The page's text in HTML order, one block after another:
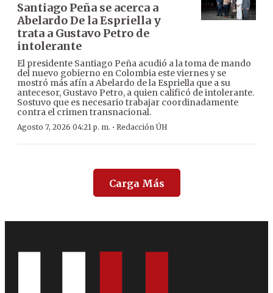
Santiago Peña se acerca a
Abelardo De la Espriella y
trata a Gustavo Petro de
intolerante
El presidente Santiago Peña acudió a la toma de mando
del nuevo gobierno en Colombia este viernes y se
mostró más afín a Abelardo de la Espriella que a su
antecesor, Gustavo Petro, a quien calificó de intolerante.
Sostuvo que es necesario trabajar coordinadamente
contra el crimen transnacional.
Agosto 7, 2026 04:21 p. m. · Redacción ÚH
Carga Más